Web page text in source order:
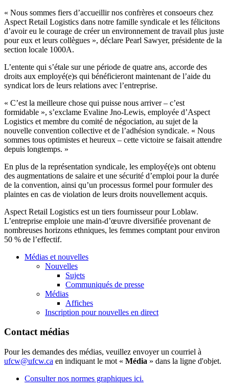
« Nous sommes fiers d’accueillirnos confrères et consoeurs chez
Aspect Retail Logistics dans notre famille syndicale et les félicitons
d’avoir eu le courage de créerun environnement de travail plus juste
poureux et leurs collègues », déclare Pearl Sawyer, présidente de la
section locale 1000A.
L’entente qui s’étale sur une période de quatre ans, accorde des
droits aux employé(e)s qui bénéficieront maintenant de l’aide du
syndicat lors de leurs relations avec l’entreprise.
« C’est la meilleure chose qui puisse nous arriver – c’est
formidable », s’exclame Evaline Jno-Lewis, employée d’Aspect
Logistics et membre du comité de négociation, au sujet de la
nouvelle convention collective et de l’adhésion syndicale. « Nous
sommes tous optimistes et heureux – cette victoire se faisait attendre
depuis longtemps. »
En plus de la représentation syndicale, les employé(e)s ont obtenu
des augmentations de salaire et une sécurité d’emploi pour la durée
de la convention, ainsi qu’un processus formel pourformulerdes
plaintes en cas de violation de leurs droits nouvellement acquis.
Aspect Retail Logistics est un tiers fournisseurpourLoblaw.
L’entreprise emploie une main-d’œuvre diversifiée provenant de
nombreuses horizons ethniques, les femmes comptant pour environ
50 % de l’effectif.
Médias et nouvelles
Nouvelles
Sujets
Communiqués de presse
Médias
Affiches
Inscription pour nouvelles en direct
Contact médias
Pour les demandes des médias, veuillez envoyer un courriel à
ufcw@ufcw.ca en indiquant le mot « Média » dans la ligne d'objet.
Consulter nos normes graphiques ici.